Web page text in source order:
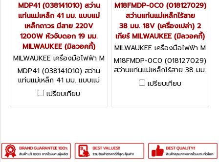
MDP41 (038141010) สว่าน
แท่นแม่เหล็ก 41 มม. แบบแม่
เหล็กถาวร มีสาย 220V
1200W หัวจับดอก 19 มม.
MILWAUKEE (มิลวอคกี้)
MILWAUKEE เครื่องมือไฟฟ้า M
DP41 (038141010)
MDP41 (038141010) สว่าน
แท่นแม่เหล็ก 41 มม. แบบแม่
เหล็กถาวร มีสาย 220V
1200W หัวจับดอก 19 มม.
MILWAUKEE (มิลวอคกี้)
เปรียบเทียบ
M18FMDP-0C0 (018127029)
สว่านแท่นแม่เหล็กไร้สาย
38 มม. 18V (เครื่องเปล่า) 2
เกียร์ MILWAUKEE (มิลวอคกี้)
MILWAUKEE เครื่องมือไฟฟ้า M
18FMDP-0C0 (018127029)
M18FMDP-0C0 (018127029)
สว่านแท่นแม่เหล็กไร้สาย 38 มม.
18V (เครื่องเปล่า) 2 เกียร์
MILWAUKEE (มิลวอคกี้)
เปรียบเทียบ